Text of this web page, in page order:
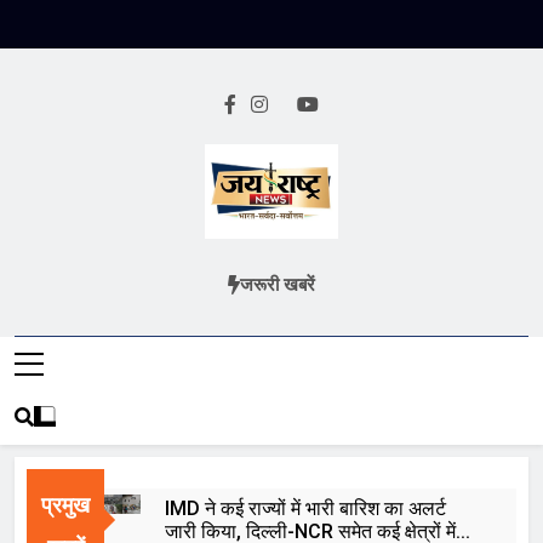
Jai Rashtra
हिंदी समाचार
जरूरी खबरें
प्रमुख
IMD ने कई राज्यों में भारी बारिश का अलर्ट
जारी किया, दिल्ली-NCR समेत कई क्षेत्रों में